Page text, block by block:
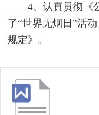
4、认真贯彻《
了“世界无烟日”活
规定》。